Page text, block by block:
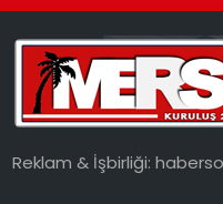
Reklam & İşbirliği: